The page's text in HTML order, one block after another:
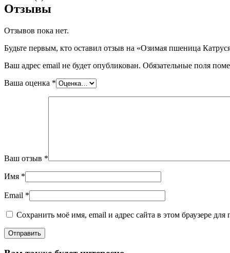
Отзывы
Отзывов пока нет.
Будьте первым, кто оставил отзыв на «Озимая пшеница
Ваш адрес email не будет опубликован. Обязательные поля
Ваша оценка *
Ваш отзыв *
Имя *
Email *
Сохранить моё имя, email и адрес сайта в этом браузере